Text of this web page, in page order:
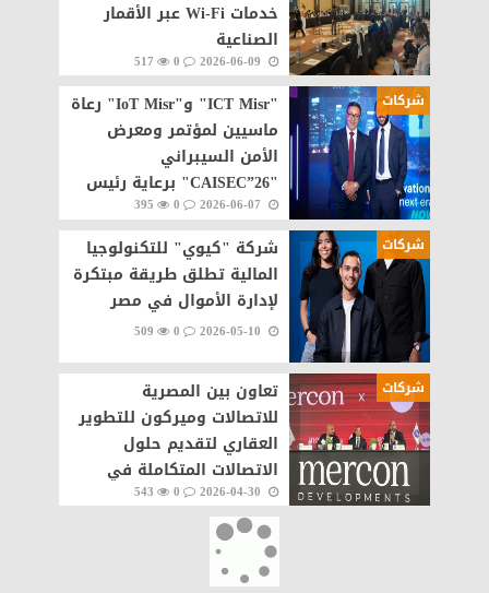
خدمات Wi-Fi عبر الأقمار
الصناعية
0
517
شركات
"ICT Misr" و"IoT Misr" رعاة
ماسيين لمؤتمر ومعرض
الأمن السيبراني
"CAISEC”26" برعاية رئيس
الوزراء
0
395
شركات
شركة "كيوي" للتكنولوجيا
المالية تطلق طريقة مبتكرة
لإدارة الأموال في مصر
0
509
شركات
تعاون بين المصرية
للاتصالات وميركون للتطوير
العقاري لتقديم حلول
الاتصالات المتكاملة في
مشروعاتها
0
543